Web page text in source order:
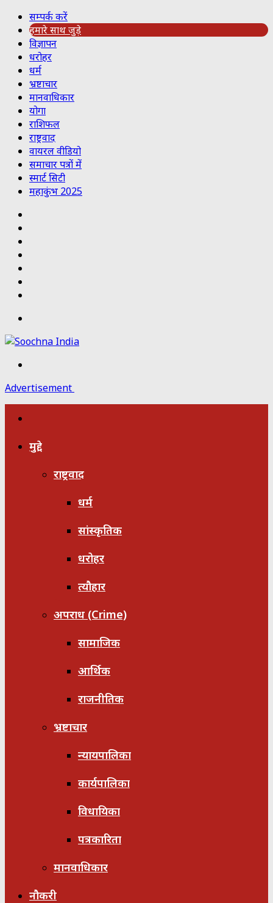
सम्पर्क करें
हमारे साथ जुड़े
विज्ञापन
धरोहर
धर्म
भ्रष्टाचार
मानवाधिकार
योगा
राशिफल
राष्ट्रवाद
वायरल वीडियो
समाचार पत्रों में
स्मार्ट सिटी
महाकुंभ 2025
Advertisement
मुद्दे
राष्ट्रवाद
धर्म
सांस्कृतिक
धरोहर
त्यौहार
अपराध (Crime)
सामाजिक
आर्थिक
राजनीतिक
भ्रष्टाचार
न्यायपालिका
कार्यपालिका
विधायिका
पत्रकारिता
मानवाधिकार
नौकरी